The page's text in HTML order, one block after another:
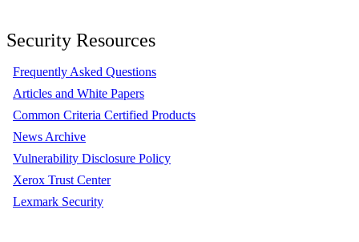
Security Resources
Frequently Asked Questions
Articles and White Papers
Common Criteria Certified Products
News Archive
Vulnerability Disclosure Policy
Xerox Trust Center
Lexmark Security